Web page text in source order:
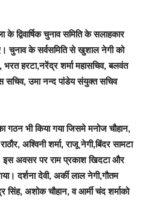
द्विवार्षिक चुनाव समिति के सलाहकार
चुनाव के सर्वसमिति से खुशाल नेगी को
भरत हरटा,नरेंद्र शर्मा महासचिव, बलवंत
सचिव, उमा नन्द पांडेय संयुक्त सचिव
गठन भी किया गया जिसमे मनोज चौहान,
अश्विनी शर्मा, राजू नेगी,बिंदर सामटा
इस अवसर पर राम प्रकाश खिदटा और
दर्शना देवी, अर्की लाल नेगी,गौतम
सिंह, अशोक चौहान, व आर्मी चंद शर्माको